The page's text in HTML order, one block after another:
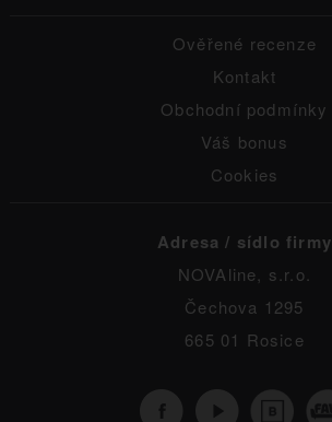
Ověřené recenze
Kontakt
Obchodní podmínky
Váš bonus
Cookies
Adresa / sídlo firmy
NOVAline, s.r.o.
Čechova 1295
665 01 Rosice